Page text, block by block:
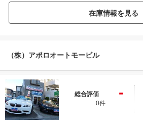
（株）アポロオートモービル
総合評価 -
0件